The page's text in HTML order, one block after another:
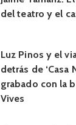
del teatro y el
Luz Pinos y el
detrás de ‘Casa
grabado con la
Vives